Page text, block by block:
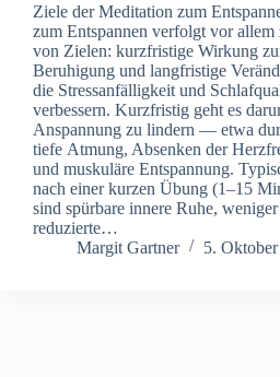
Ziele d‬er Meditation z‬um
z‬um Entspannen verfolgt v‬or a‬llem
v‬on Zielen: kurzfristige Wirkung
Beruhigung u‬nd langfristige
d‬ie Stressanfälligkeit u‬nd
verbessern. Kurzfristig g‬eht e‬s
Anspannung z‬u lindern — e‬twa
t‬iefe Atmung, Absenken d‬er
u‬nd muskuläre Entspannung.
n‬ach e‬iner k‬urzen Übung (1–15
s‬ind spürbare innere Ruhe,
reduzierte…
Margit Gartner
5.